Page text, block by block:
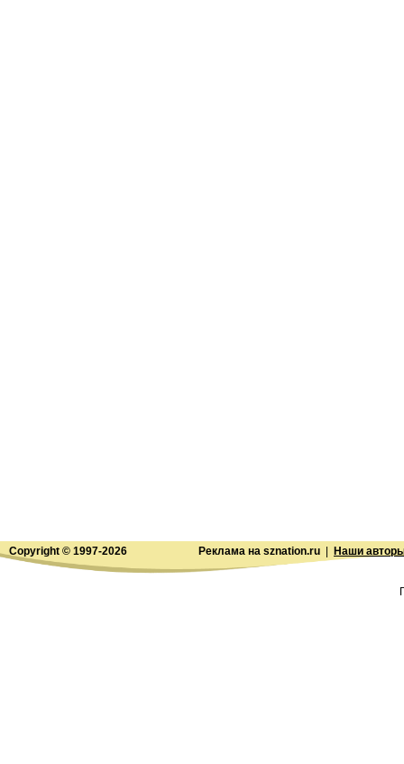
Copyright © 1997-2026 Реклама на sznation.ru Наши